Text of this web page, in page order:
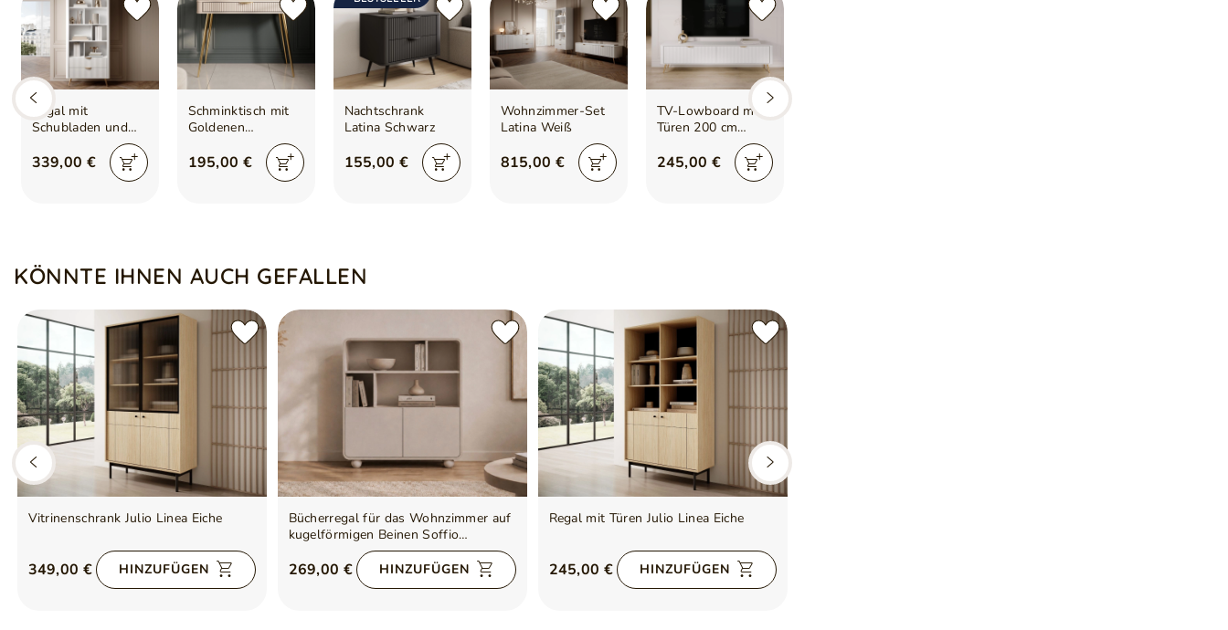
Regal mit
Schubladen und
goldenen Beinen
Latina Weiß
339,00 €
Schminktisch mit
Goldenen
Latina Beige
195,00 €
Nachtschrank
Latina Schwarz
155,00 €
Wohnzimmer-Set
Latina Weiß
815,00 €
TV-Lowboard mit
Türen 200 cm
245,00 €
KÖNNTE IHNEN AUCH GEFALLEN
Vitrinenschrank Julio Linea Eiche
349,00 € HINZUFÜGEN
Bücherregal für das Wohnzimmer auf
kugelförmigen Beinen Soffio
269,00 € HINZUFÜGEN
Regal mit Türen Julio Linea Eiche
245,00 € HINZUFÜGEN